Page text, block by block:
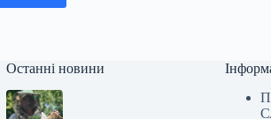
Останні новини